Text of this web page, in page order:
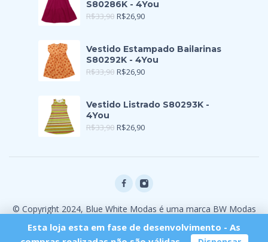
S80286K - 4You
R$33,90 R$26,90
Vestido Estampado Bailarinas
S80292K - 4You
R$33,90 R$26,90
Vestido Listrado S80293K -
4You
R$33,90 R$26,90
© Copyright 2024, Blue White Modas é uma marca BW Modas
Esta loja esta em fase de desenvolvimento - As